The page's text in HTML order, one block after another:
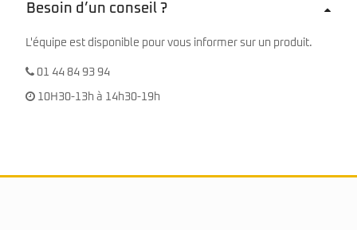
Besoin d’un conseil ?
L'équipe est disponible pour vous informer sur un produit.
01 44 84 93 94
10H30-13h à 14h30-19h